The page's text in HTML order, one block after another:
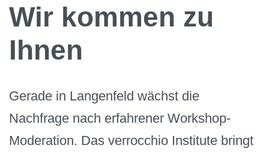
Wir kommen zu
Ihnen
Gerade in Langenfeld wächst die
Nachfrage nach erfahrener Workshop-
Moderation. Das verrocchio Institute bringt